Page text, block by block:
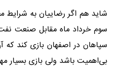
شاید هم اگر رضاییان به شرایط
سوم خرداد ماه مقابل صنعت نفت
سپاهان در اصفهان بازی کند که
بی‌اهمیت باشد ولی بازی بسیار